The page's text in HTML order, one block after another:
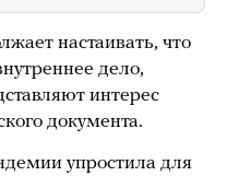
настаивать, что
дело,
интерес
документа.
упростила для